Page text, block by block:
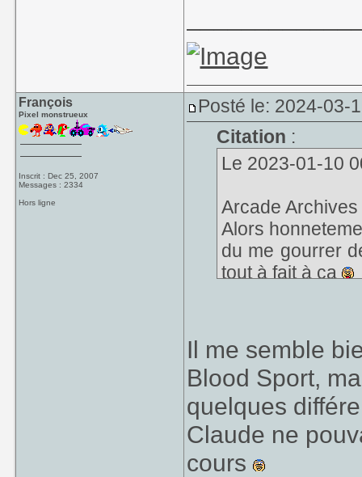
François
Pixel monstrueux
Inscrit : Dec 25, 2007
Messages : 2334
Hors ligne
Posté le: 2024-03-
Citation :
Le 2023-01-10
Arcade Archives
Alors
du me gourrer
tout à fait à ca
Il me semble
Blood Sport,
quelques
Claude ne
cours